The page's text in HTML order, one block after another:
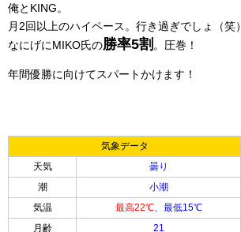
俺とKING。
月2回以上のハイペース。行き過ぎでしょ（笑）
なにげにMIKO氏の勝率5割 。圧巻！
年間優勝に向けてスパートかけます！
気象データ
天気
曇り
潮
小潮
気温
最高22℃、最低15℃
月齢
21